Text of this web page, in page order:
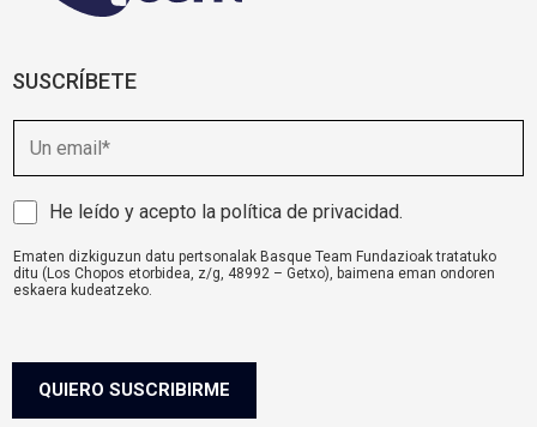
SUSCRÍBETE
m
a
i
l
A
i
s
e
a
He leído y acepto la política de privacidad.
Ematen dizkiguzun datu pertsonalak Basque Team Fundazioak tratatuko
ditu (Los Chopos etorbidea, z/g, 48992 – Getxo), baimena eman ondoren
eskaera kudeatzeko.
QUIERO SUSCRIBIRME